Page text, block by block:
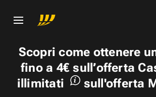
Scopri come ottenere
fino a 4€ sull’offerta
illimitati
sull'offerta